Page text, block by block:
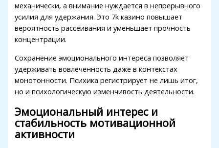
Hacklink panel
Hacklink panel
Hacklink panel
Hacklink panel
Hacklink panel
Hacklink
Hacklink Panel
механически, а внимание нуждается в непрерывного
усилия для удержания. Это 7k казино повышает
вероятность рассеивания и уменьшает прочность
концентрации.
Сохранение эмоционального интереса позволяет
удерживать вовлеченность даже в контекстах
монотонности. Психика регистрирует не лишь итог,
но и психологическую изменчивость деятельности.
Эмоциональный интерес и
стабильность мотивационной
активности